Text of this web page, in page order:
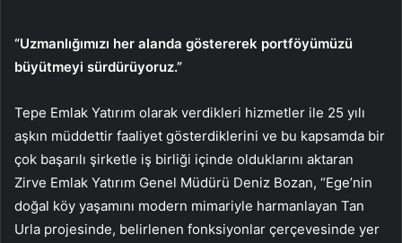
“Uzmanlığımızı her alanda göstererek portföyümüzü
büyütmeyi sürdürüyoruz.”
Tepe Emlak Yatırım olarak verdikleri hizmetler ile 25 yılı
aşkın müddettir faaliyet gösterdiklerini ve bu kapsamda bir
çok başarılı şirketle iş birliği içinde olduklarını aktaran
Zirve Emlak Yatırım Genel Müdürü Deniz Bozan, “Ege’nin
doğal köy yaşamını modern mimariyle harmanlayan Tan
Urla projesinde, belirlenen fonksiyonlar çerçevesinde yer